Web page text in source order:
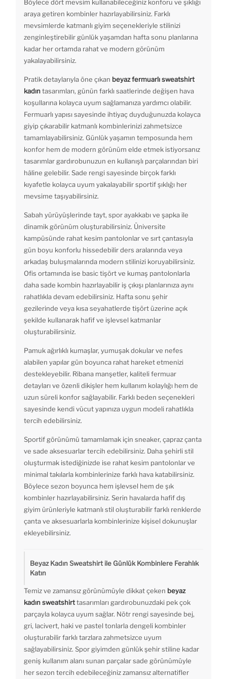
Böylece dört mevsim kullanabileceğiniz konforu ve şıklığı
araya getiren kombinler hazırlayabilirsiniz. Farklı
mevsimlerde katmanlı giyim seçenekleriyle stilinizi
zenginleştirebilir günlük yaşamdan hafta sonu planlarına
kadar her ortamda rahat ve modern görünüm
yakalayabilirsiniz.
Pratik detaylarıyla öne çıkan beyaz fermuarlı sweatshirt
kadıntasarımları, günün farklı saatlerinde değişen hava
koşullarına kolayca uyum sağlamanıza yardımcı olabilir.
Fermuarlı yapısı sayesinde ihtiyaç duyduğunuzda kolayca
giyip çıkarabilir katmanlı kombinlerinizi zahmetsizce
tamamlayabilirsiniz. Günlük yaşamın temposunda hem
konfor hem de modern görünüm elde etmek istiyorsanız
tasarımlar gardırobunuzun en kullanışlı parçalarından biri
hâline gelebilir. Sade rengi sayesinde birçok farklı
kıyafetle kolayca uyum yakalayabilir sportif şıklığı her
mevsime taşıyabilirsiniz.
Sabah yürüyüşlerinde tayt, spor ayakkabı ve şapka ile
dinamik görünüm oluşturabilirsiniz. Üniversite
kampüsünde rahat kesim pantolonlar ve sırt çantasıyla
gün boyu konforlu hissedebilir ders aralarında veya
arkadaş buluşmalarında modern stilinizi koruyabilirsiniz.
Ofis ortamında ise basic tişört ve kumaş pantolonlarla
daha sade kombin hazırlayabilir iş çıkışı planlarınıza aynı
rahatlıkla devam edebilirsiniz. Hafta sonu şehir
gezilerinde veya kısa seyahatlerde tişört üzerine açık
şekilde kullanarak hafif ve işlevsel katmanlar
oluşturabilirsiniz.
Pamuk ağırlıklı kumaşlar, yumuşak dokular ve nefes
alabilen yapılar gün boyunca rahat hareket etmenizi
destekleyebilir. Ribana manşetler, kaliteli fermuar
detayları ve özenli dikişler hem kullanım kolaylığı hem de
uzun süreli konfor sağlayabilir. Farklı beden seçenekleri
sayesinde kendi vücut yapınıza uygun modeli rahatlıkla
tercih edebilirsiniz.
Sportif görünümü tamamlamak için sneaker, çapraz çanta
ve sade aksesuarlar tercih edebilirsiniz. Daha şehirli stil
oluşturmak istediğinizde ise rahat kesim pantolonlar ve
minimal takılarla kombinlerinize farklı hava katabilirsiniz.
Böylece sezon boyunca hem işlevsel hem de şık
kombinler hazırlayabilirsiniz. Serin havalarda hafif dış
giyim ürünleriyle katmanlı stil oluşturabilir farklı renklerde
çanta ve aksesuarlarla kombinlerinize kişisel dokunuşlar
ekleyebilirsiniz.
Beyaz Kadın Sweatshirt ile Günlük Kombinlere Ferahlık
Katın
Temiz ve zamansız görünümüyle dikkat çeken beyaz
kadın sweatshirttasarımları gardırobunuzdaki pek çok
parçayla kolayca uyum sağlar. Nötr rengi sayesinde bej,
gri, lacivert, haki ve pastel tonlarla dengeli kombinler
oluşturabilir farklı tarzlara zahmetsizce uyum
sağlayabilirsiniz. Spor giyimden günlük şehir stiline kadar
geniş kullanım alanı sunan parçalar sade görünümüyle
her sezon tercih edebileceğiniz zamansız alternatifler